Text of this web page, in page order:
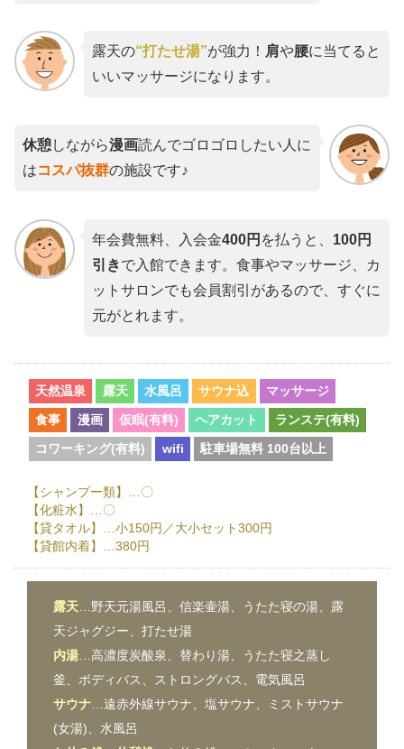
露天の“打たせ湯”が強力！ 肩や腰に当てると
いいマッサージになります。
休憩しながら漫画読んでゴロゴロしたい人に
はコスパ抜群の施設です♪
年会費無料、入会金400円 を払うと、 100円
引きで入館できます。食事やマッサージ、カ
ットサロンでも会員割引があるので、すぐに
元がとれます。
天然温泉 露天 水風呂 サウナ込 マッサージ
食事 漫画 仮眠(有料) ヘアカット ランステ(有料)
コワーキング(有料) wifi 駐車場無料 100台以上
【シャンプー類】…〇
【化粧水】…〇
【貸タオル】…小150円／大小セット300円
【貸館内着】…380円
露天 …野天元湯風呂、信楽壷湯、うたた寝の湯、露
天ジャグジー、打たせ湯
内湯 …高濃度炭酸泉、替わり湯、うたた寝之蒸し
釜、ボディバス、ストロングバス、電気風呂
サウナ …遠赤外線サウナ、塩サウナ、ミストサウナ
(女湯)、水風呂